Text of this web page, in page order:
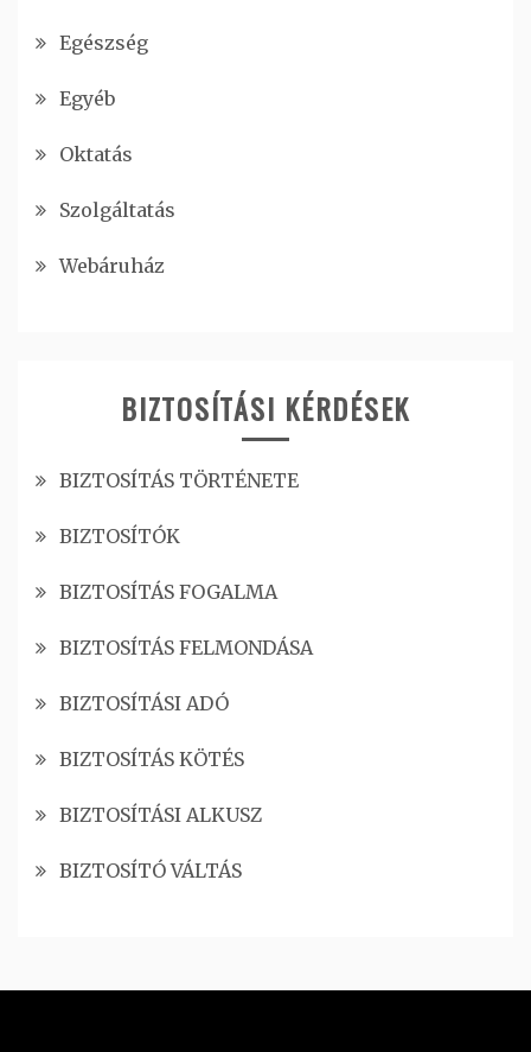
Egészség
Egyéb
Oktatás
Szolgáltatás
Webáruház
BIZTOSÍTÁSI KÉRDÉSEK
BIZTOSÍTÁS TÖRTÉNETE
BIZTOSÍTÓK
BIZTOSÍTÁS FOGALMA
BIZTOSÍTÁS FELMONDÁSA
BIZTOSÍTÁSI ADÓ
BIZTOSÍTÁS KÖTÉS
BIZTOSÍTÁSI ALKUSZ
BIZTOSÍTÓ VÁLTÁS